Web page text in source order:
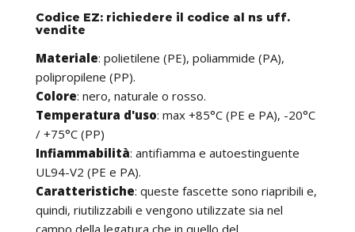
Codice EZ: richiedere il codice al ns uff.
vendite
Materiale: polietilene (PE), poliammide (PA),
polipropilene (PP).
Colore: nero, naturale o rosso.
Temperatura d'uso: max +85°C (PE e PA), -20°C
/ +75°C (PP)
Infiammabilità: antifiamma e autoestinguente
UL94-V2 (PE e PA).
Caratteristiche: queste fascette sono riapribili e,
quindi, riutilizzabili e vengono utilizzate sia nel
campo della legatura che in quello del